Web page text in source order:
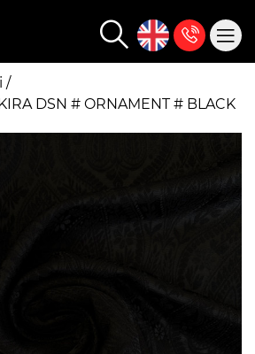
DSN # ORNAMENT # BLACK